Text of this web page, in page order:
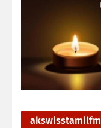
akswisstamilfm